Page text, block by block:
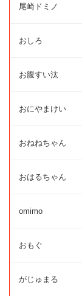
尾崎ドミノ
おしろ
お腹すい汰
おにやまけい
おねねちゃん
おはるちゃん
omimo
おもぐ
がじゅまる